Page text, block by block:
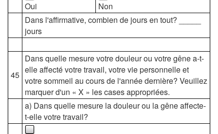
Oui
Non
Dans l'affirmative, combien de jours en tout? _____
jours
45
Dans quelle mesure votre douleur ou votre gêne a-t-
elle affecté votre travail, votre vie personnelle et
votre sommeil au cours de l'année dernière? Veuillez
marquer d'un « X » les cases appropriées.
a) Dans quelle mesure la douleur ou la gêne affecte-
t-elle votre travail?